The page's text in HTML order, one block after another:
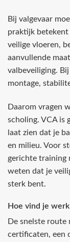
Bij valgevaar
praktijk betekent
veilige vloeren,
aanvullende
valbeveiliging.
montage,
Daarom vragen
scholing. VCA is
laat zien dat je
en milieu. Voor
gerichte training
weten dat je
sterk bent.
Hoe vind je
De snelste route
certificaten, een